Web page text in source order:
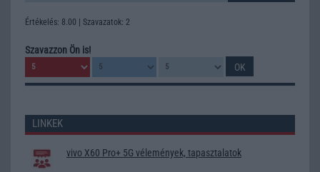
Értékelés: 8.00 | Szavazatok: 2
Szavazzon Ön is!
LINKEK
vivo X60 Pro+ 5G vélemények, tapasztalatok